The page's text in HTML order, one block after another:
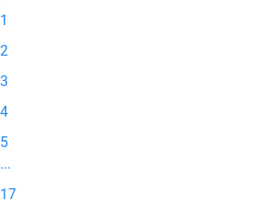
1
2
3
4
5
...
17